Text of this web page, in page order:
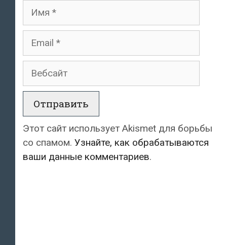
Имя
Email
Вебсайт
Этот сайт использует Akismet для борьбы
со спамом. Узнайте, как обрабатываются
ваши данные комментариев.